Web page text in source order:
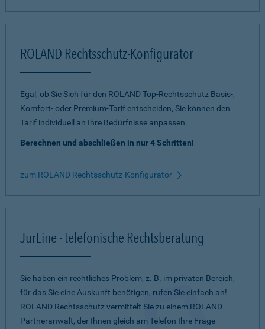
ROLAND Rechtsschutz-Konfigurator
Egal, ob Sie Sich für den ROLAND Top-Rechtsschutz Basis-,
Komfort- oder Premium-Tarif entscheiden, Sie können den
Tarif individuell an Ihre Bedürfnisse anpassen.
Berechnen und abschließen in nur 4 Schritten!
zum ROLAND Rechtsschutz-Konfigurator
JurLine - telefonische Rechtsberatung
Sie haben ein rechtliches Problem, z. B. im privaten Bereich,
für das Sie eine Auskunft benötigen, rufen Sie einfach an!
ROLAND Rechtsschutz vermittelt Sie zu einem ROLAND-
Partneranwalt, der Ihnen gleich am Telefon Ihre Frage